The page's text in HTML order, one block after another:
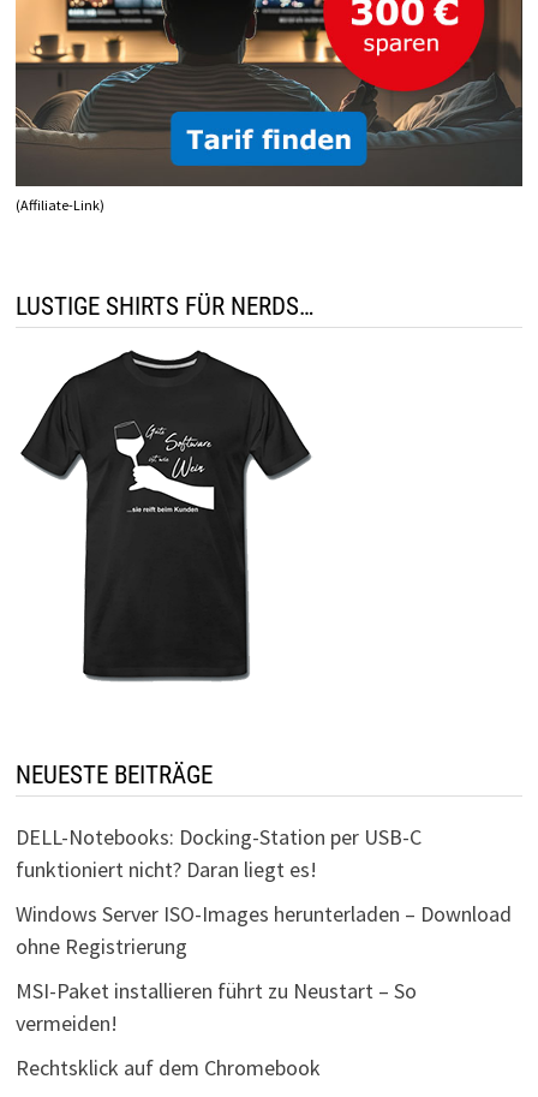
(Affiliate-Link)
LUSTIGE SHIRTS FÜR NERDS…
NEUESTE BEITRÄGE
DELL-Notebooks: Docking-Station per USB-C
funktioniert nicht? Daran liegt es!
Windows Server ISO-Images herunterladen – Download
ohne Registrierung
MSI-Paket installieren führt zu Neustart – So
vermeiden!
Rechtsklick auf dem Chromebook